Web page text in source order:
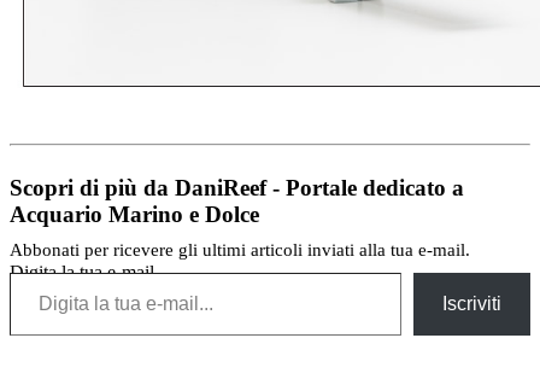
Scopri di più da DaniReef - Portale dedicato a
Acquario Marino e Dolce
Abbonati per ricevere gli ultimi articoli inviati alla tua e-mail.
Digita la tua e-mail...
Iscriviti